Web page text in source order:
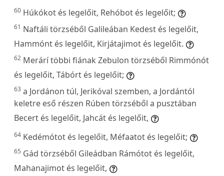
60 Húkókot és legelőit, Rehóbot és legelőit;
61 Naftáli törzséből Galileában Kedest és legelőit,
Hammónt és legelőit, Kirjátajimot és legelőit.
62 Merárí többi fiának Zebulon törzséből Rimmónót
és legelőit, Tábórt és legelőit;
63 a Jordánon túl, Jerikóval szemben, a Jordántól
keletre eső részen Rúben törzséből a pusztában
Becert és legelőit, Jahcát és legelőit,
64 Kedémótot és legelőit, Méfaatot és legelőit;
65 Gád törzséből Gileádban Rámótot és legelőit,
Mahanajimot és legelőit,